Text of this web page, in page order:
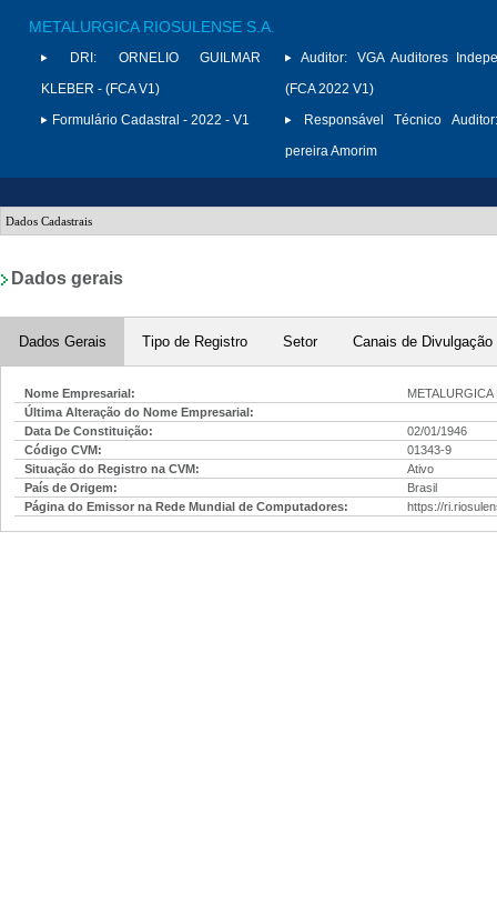
METALURGICA RIOSULENSE S.A.
DRI:
ORNELIO GUILMAR
KLEBER - (FCA V1)
Formulário Cadastral - 2022 - V1
Auditor:
VGA Auditores
(FCA 2022 V1)
Responsável Técnico Auditor:
pereira Amorim